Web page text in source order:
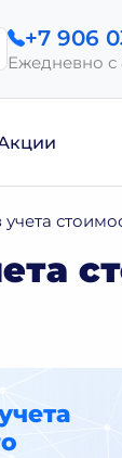
+7 906
Ежедневно с